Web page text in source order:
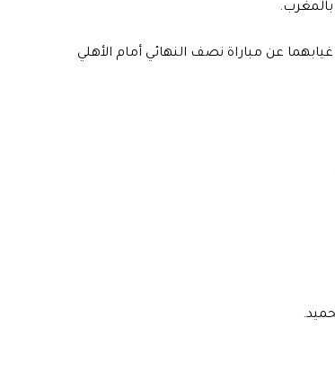
بالمغرب.
عن مباراة نصف النهائي أمام الأهلي